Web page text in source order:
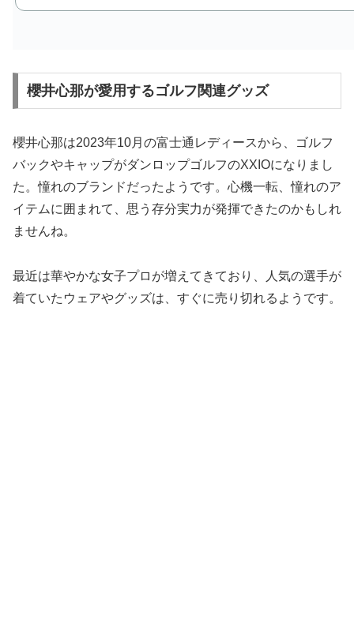
櫻井心那が愛用するゴルフ関連グッズ
櫻井心那は2023年10月の富士通レディースから、ゴルフ
バックやキャップがダンロップゴルフのXXIOになりまし
た。憧れのブランドだったようです。心機一転、憧れのア
イテムに囲まれて、思う存分実力が発揮できたのかもしれ
ませんね。
最近は華やかな女子プロが増えてきており、人気の選手が
着ていたウェアやグッズは、すぐに売り切れるようです。